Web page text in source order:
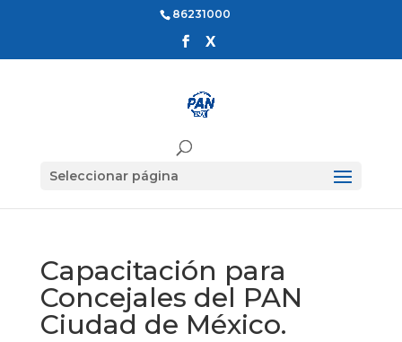
86231000
Seleccionar página
Capacitación para
Concejales del PAN
Ciudad de México.